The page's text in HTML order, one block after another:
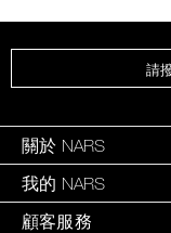
請
關於 NARS
我的 NARS
顧客服務